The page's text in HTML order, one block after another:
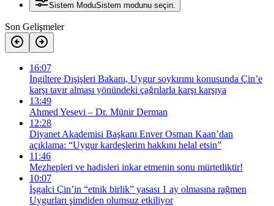
Sistem ModuSistem modunu seçin.
Son Gelişmeler
16:07
İngiltere Dışişleri Bakanı, Uygur soykırımı konusunda Çin’e
karşı tavır alması yönündeki çağrılarla karşı karşıya
13:49
Ahmed Yesevi – Dr. Münir Derman
12:28
Diyanet Akademisi Başkanı Enver Osman Kaan’dan
açıklama: “Uygur kardeşlerim hakkını helal etsin”
11:46
Mezhepleri ve hadisleri inkar etmenin sonu mürtetliktir!
10:07
İşgalci Çin’in “etnik birlik” yasası 1 ay olmasına rağmen
Uygurları şimdiden olumsuz etkiliyor